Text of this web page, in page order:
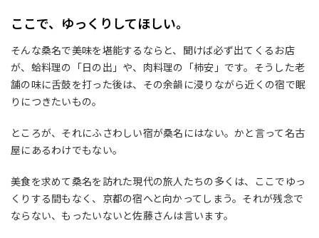
ここで、ゆっくりしてほしい。
そんな桑名で美味を堪能するならと、聞けば必ず出てくるお店
が、蛤料理の「日の出」や、肉料理の「柿安」です。そうした老
舗の味に舌鼓を打った後は、その余韻に浸りながら近くの宿で眠
りにつきたいもの。
ところが、それにふさわしい宿が桑名にはない。かと言って名古
屋にあるわけでもない。
美食を求めて桑名を訪れた現代の旅人たちの多くは、ここでゆっ
くりする間もなく、京都の宿へと向かってしまう。それが残念で
ならない、もったいないと佐藤さんは言います。